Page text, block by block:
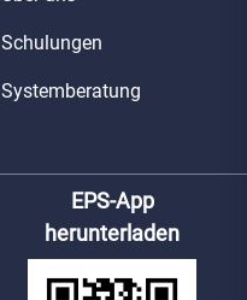
Schulungen
Systemberatung
EPS-App
herunterladen